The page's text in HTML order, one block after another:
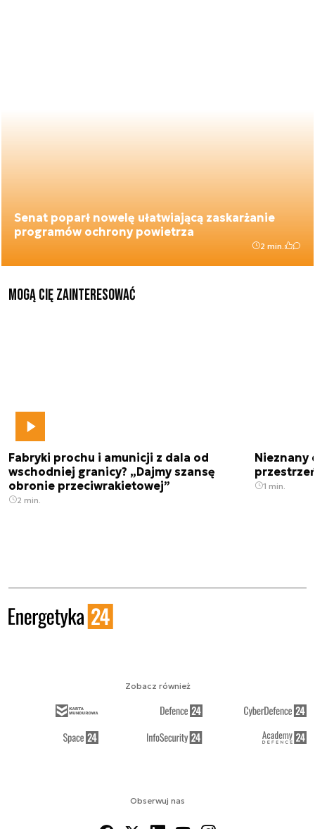
Senat poparł nowelę ułatwiającą zaskarżanie
programów ochrony powietrza
2 min.
Mogą Cię zainteresować
Fabryki prochu i amunicji z dala od
wschodniej granicy? „Dajmy szansę
obronie przeciwrakietowej”
2 min.
Nieznany
1 min.
Obserwuj nas
Zobacz również